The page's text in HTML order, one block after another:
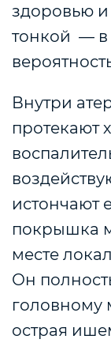
здоровью
тонкой — в
Внутри
протекают
истончают
покрышка
месте
Он
головному
острая